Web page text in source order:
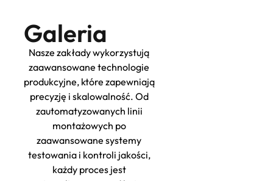
Galeria
Nasze zakłady wykorzystują
zaawansowane technologie
produkcyjne, które zapewniają
precyzję i skalowalność. Od
zautomatyzowanych linii
montażowych po
zaawansowane systemy
testowania i kontroli jakości,
każdy proces jest